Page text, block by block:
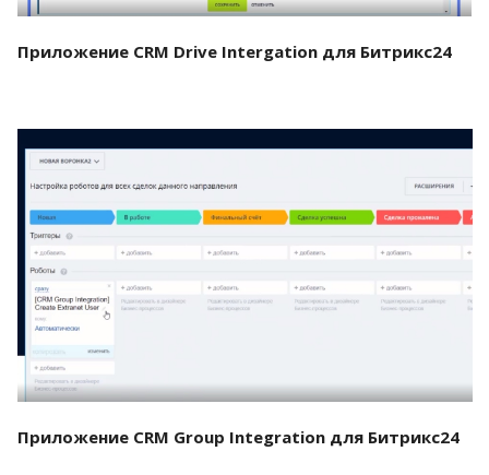
Приложение CRM Drive Intergation для Битрикс24
Смотреть проект
Приложение CRM Group Integration для Битрикс24